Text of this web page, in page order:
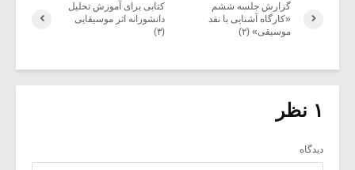
کتابی برای آموزش تحلیل
دانشورانه‌ اثر موسیقایی
(۳)
گزارش جلسه ششم
«کارگاه آشنایی با نقد
موسیقی» (۲)
۱ نظر
دیدگاه